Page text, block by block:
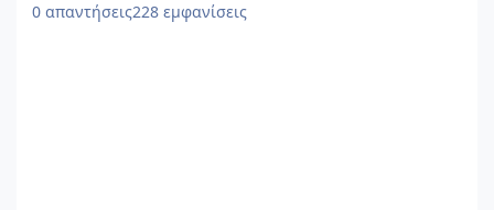
0 απαντήσεις228 εμφανίσεις